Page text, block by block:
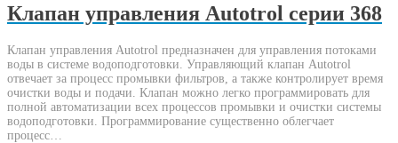
Клапан управления Autotrol серии 368
Клапан управления Autotrol предназначен для управления потоками
воды в системе водоподготовки. Управляющий клапан Autotrol
отвечает за процесс промывки фильтров, а также контролирует время
очистки воды и подачи. Клапан можно легко программировать для
полной автоматизации всех процессов промывки и очистки системы
водоподготовки. Программирование существенно облегчает
процесс…